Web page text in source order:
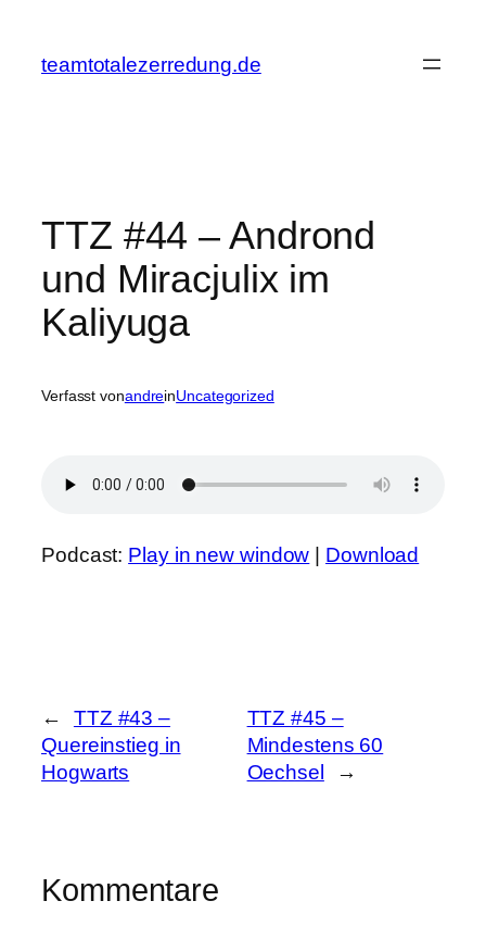
springen
teamtotalezerredung.de
TTZ #44 – Andrond
und Miracjulix im
Kaliyuga
Verfasst vonandreinUncategorized
Podcast: Play in new window Download
←
TTZ #43 –
Quereinstieg in
Hogwarts
TTZ #45 –
Mindestens 60
Oechsel
→
Kommentare